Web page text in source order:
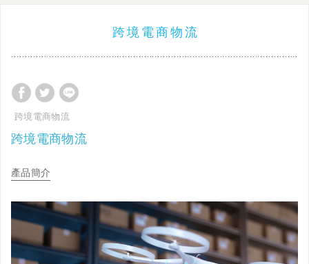
跨境電商物流
跨境電商物流
跨境電商物流
產品簡介